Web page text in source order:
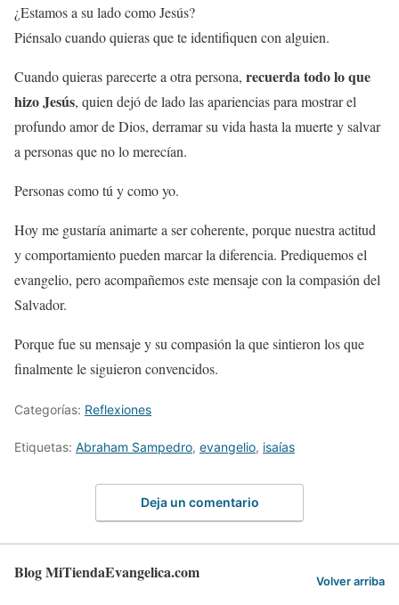
¿Estamos a su lado como Jesús?
Piénsalo cuando quieras que te identifiquen con alguien.
Cuando quieras parecerte a otra persona, recuerda todo lo que
hizo Jesús, quien dejó de lado las apariencias para mostrar el
profundo amor de Dios, derramar su vida hasta la muerte y salvar
a personas que no lo merecían.
Personas como tú y como yo.
Hoy me gustaría animarte a ser coherente, porque nuestra actitud
y comportamiento pueden marcar la diferencia. Prediquemos el
evangelio, pero acompañemos este mensaje con la compasión del
Salvador.
Porque fue su mensaje y su compasión la que sintieron los que
finalmente le siguieron convencidos.
Categorías: Reflexiones
Etiquetas: Abraham Sampedro, evangelio, isaías
Deja un comentario
Blog MiTiendaEvangelica.com Volver arriba